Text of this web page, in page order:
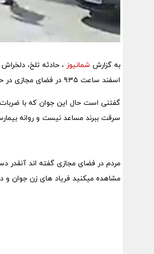
به گزارش شمانیوز
اسفند ساعت 9:35 در فضای مجازی در حالی در حال دست به دست شدن است که دل هر شهروندی با دیدن آن به درد می آید.
گفتنی است حال این جوان که با
سرقت ببرند مساعد نیست و روانه
مردم در فضای مجازی گفته اند آنقدر
مشاهده میکنید فریاد های زن جوان و